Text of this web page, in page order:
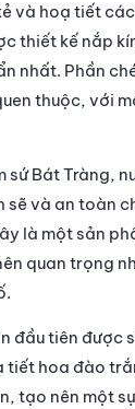
và hoạ tiết
thiết kế nắp
nhất. Phần
thuộc, với
sứ Bát Tràng,
và an toàn
là một sản
quan trọng
đầu tiên được
tiết hoa đào
tạo nên một